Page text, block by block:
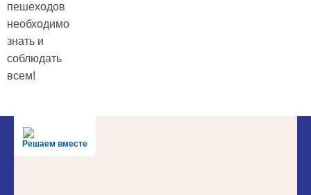
пешеходов
необходимо
знать и
соблюдать
всем!
Решаем вместе